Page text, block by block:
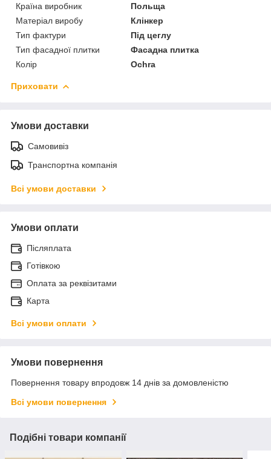
Країна виробник
Польща
Матеріал виробу
Клінкер
Тип фактури
Під цеглу
Тип фасадної плитки
Фасадна плитка
Колір
Ochra
Приховати
Умови доставки
Самовивіз
Транспортна компанія
Всі умови доставки
Умови оплати
Післяплата
Готівкою
Оплата за реквізитами
Карта
Всі умови оплати
Умови повернення
Повернення товару впродовж 14 днів за домовленістю
Всі умови повернення
Подібні товари компанії